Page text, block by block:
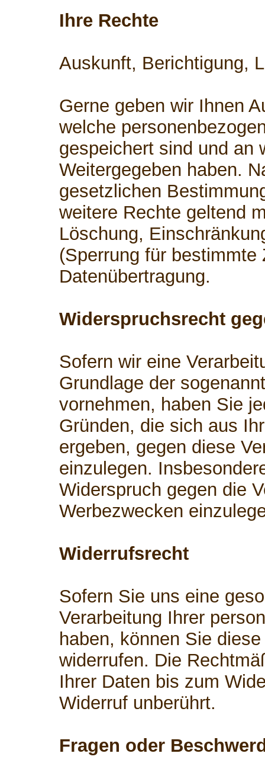
Ihre Rechte
Auskunft, Berichtigung,
Gerne geben wir Ihnen
welche
gespeichert sind und an
Weitergegeben haben.
gesetzlichen
weitere Rechte geltend
Löschung,
(Sperrung für bestimmte
Datenübertragung.
Widerspruchsrecht
Sofern wir eine
Grundlage der
vornehmen, haben Sie
Gründen, die sich aus
ergeben, gegen diese
einzulegen.
Widerspruch gegen die
Werbezwecken
Widerrufsrecht
Sofern Sie uns eine
Verarbeitung Ihrer
haben, können Sie
widerrufen. Die
Ihrer Daten bis zum
Widerruf unberührt.
Fragen oder